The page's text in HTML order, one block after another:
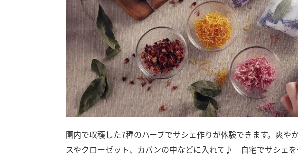
園内で収穫した7種のハーブでサシェ作りが体験できます。爽や
スやクローゼット、カバンの中などに入れて♪ 自宅でサシェを